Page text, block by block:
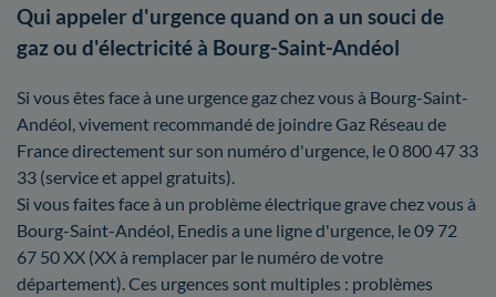
Qui appeler d'urgence quand on a un souci de
gaz ou d'électricité à Bourg-Saint-Andéol
Si vous êtes face à une urgence gaz chez vous à Bourg-Saint-
Andéol, vivement recommandé de joindre Gaz Réseau de
France directement sur son numéro d'urgence, le 0 800 47 33
33 (service et appel gratuits).
Si vous faites face à un problème électrique grave chez vous à
Bourg-Saint-Andéol, Enedis a une ligne d'urgence, le 09 72
67 50 XX (XX à remplacer par le numéro de votre
département). Ces urgences sont multiples : problèmes